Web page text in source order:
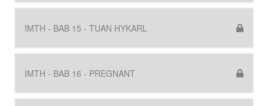
IMTH - BAB 15 - TUAN HYKARL
IMTH - BAB 16 - PREGNANT